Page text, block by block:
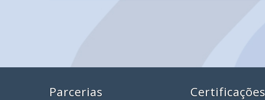
Parcerias Certificações